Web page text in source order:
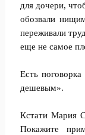
для дочери,
обозвали
переживали
еще не самое
Есть
дешевым».
Кстати Мария
Покажите